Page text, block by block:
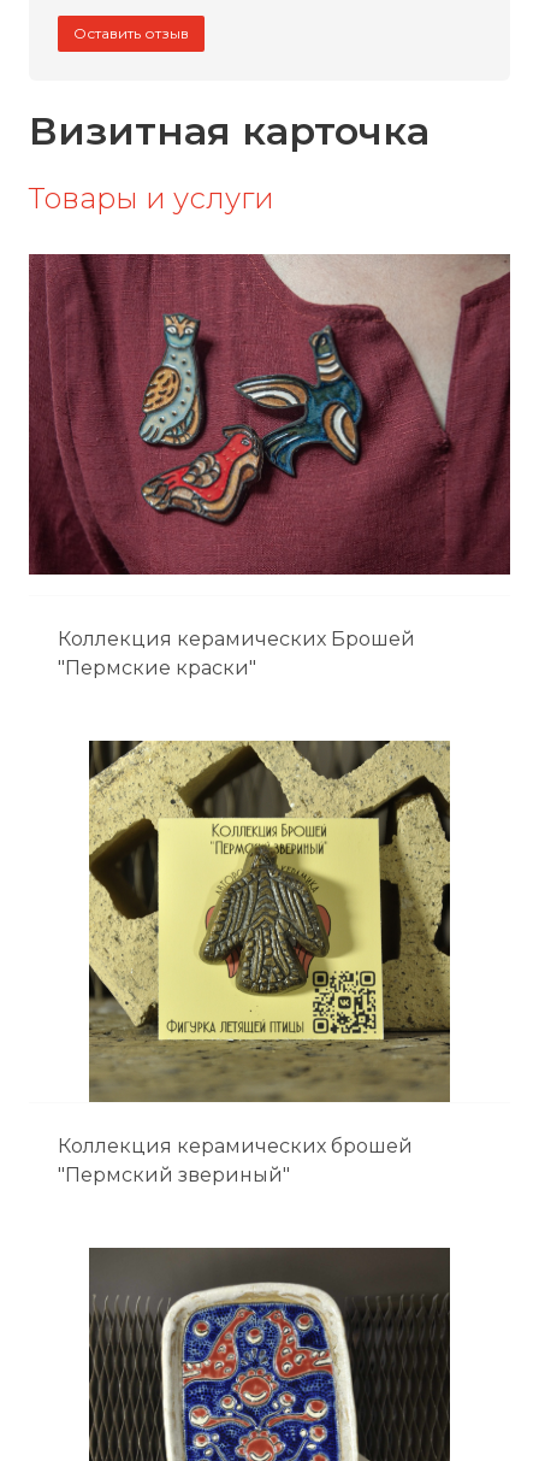
Оставить отзыв
Визитная карточка
Товары и услуги
Коллекция керамических Брошей
"Пермские краски"
Коллекция керамических брошей
"Пермский звериный"